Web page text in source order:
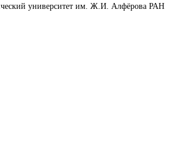
университет им. Ж.И. Алфёрова РАН